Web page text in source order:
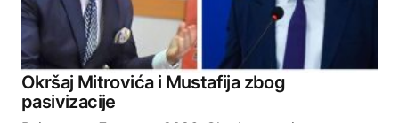
Okršaj Mitrovića i Mustafija zbog
pasivizacije